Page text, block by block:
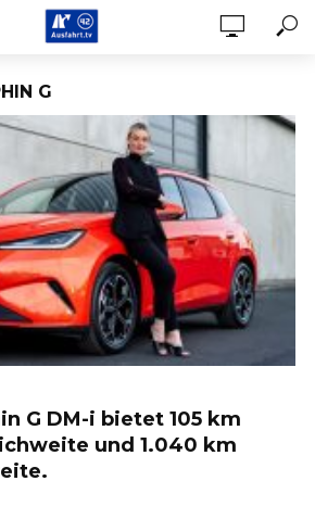
G
G DM-i bietet 105 km
und 1.040 km